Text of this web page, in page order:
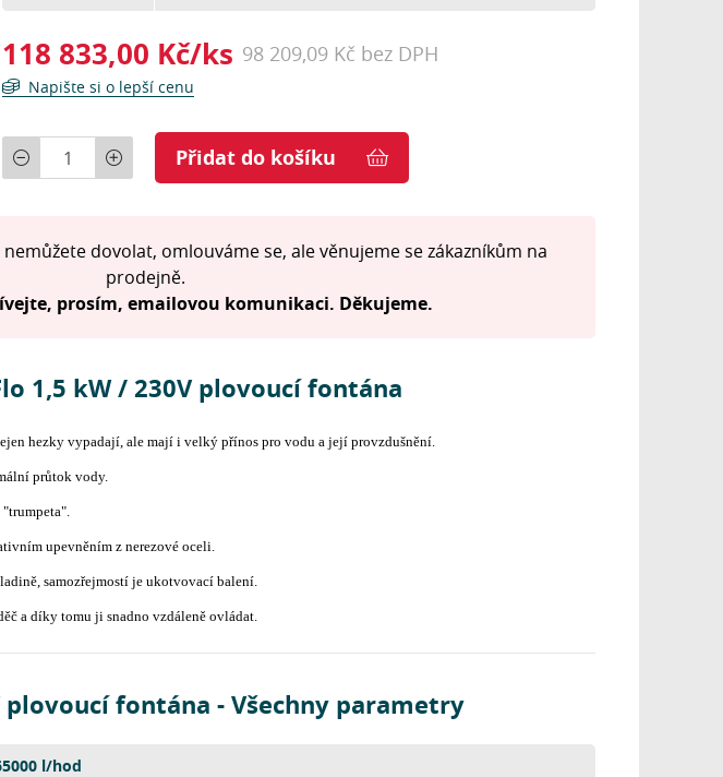
118 833,00 Kč/ks 98 209,09 Kč bez DPH
Napište si o lepší cenu
Počet Přidat do košíku
dovolat, omlouváme se, ale věnujeme se zákazníkům na
prodejně.
prosím, emailovou komunikaci. Děkujeme.
1,5 kW / 230V plovoucí fontána
hezky vypadají, ale mají i velký přínos pro vodu a její provzdušnění.
průtok vody.
upevněním z nerezové oceli.
samozřejmostí je ukotvovací balení.
a díky tomu ji snadno vzdáleně ovládat.
plovoucí fontána - Všechny parametry
l/hod